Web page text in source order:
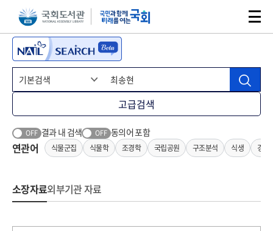
본문 바로가기주메뉴 바로가기
고급검색
OFF 결과 내 검색 OFF 동의어 포함
연관어 식물군집 식물학 조경학 국립공원 구조분석 식생 경관
소장자료외부기관 자료